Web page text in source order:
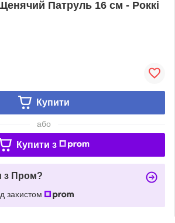
Патруль 16 см - Роккі
Купити
або
Купити з
з Пром?
захистом